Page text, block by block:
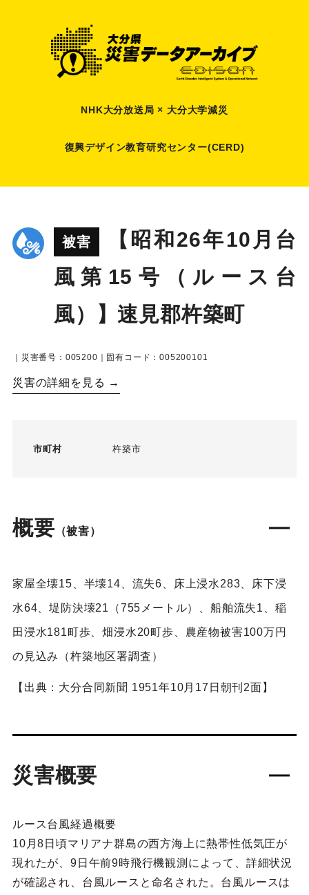
NHK大分放送局 × 大分大学減災
復興デザイン教育研究センター(CERD)
被害
【昭和26年10月台
風第15号（ルース台
風）】速見郡杵築町
｜災害番号：005200｜固有コード：005200101
災害の詳細を見る →
市町村 杵築市
概要 （被害）
家屋全壊15、半壊14、流失6、床上浸水283、床下浸
水64、堤防決壊21（755メートル）、船舶流失1、稲
田浸水181町歩、畑浸水20町歩、農産物被害100万円
の見込み（杵築地区署調査）
【出典：大分合同新聞 1951年10月17日朝刊2面】
災害概要
ルース台風経過概要
10月8日頃マリアナ群島の西方海上に熱帯性低気圧が
現れたが、9日午前9時飛行機観測によって、詳細状況
が確認され、台風ルースと命名された。台風ルースは